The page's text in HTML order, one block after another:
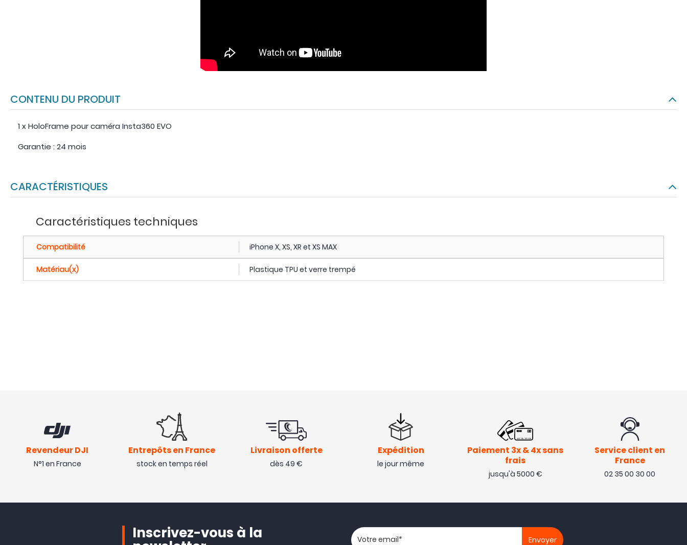
CONTENU DU PRODUIT
1 x HoloFrame pour caméra Insta360 EVO
Garantie : 24 mois
CARACTÉRISTIQUES
Caractéristiques techniques
Compatibilité iPhone X, XS, XR et XS MAX
Matériau(x) Plastique TPU et verre trempé
Revendeur DJI
N°1 en France
Entrepôts en France
stock en temps réel
Livraison offerte
dès 49 €
Expédition
le jour même
Paiement 3x & 4x sans
frais
jusqu'à 5000 €
Service client en
France
02 35 00 30 00
Inscrivez-vous à la Votre adresse email